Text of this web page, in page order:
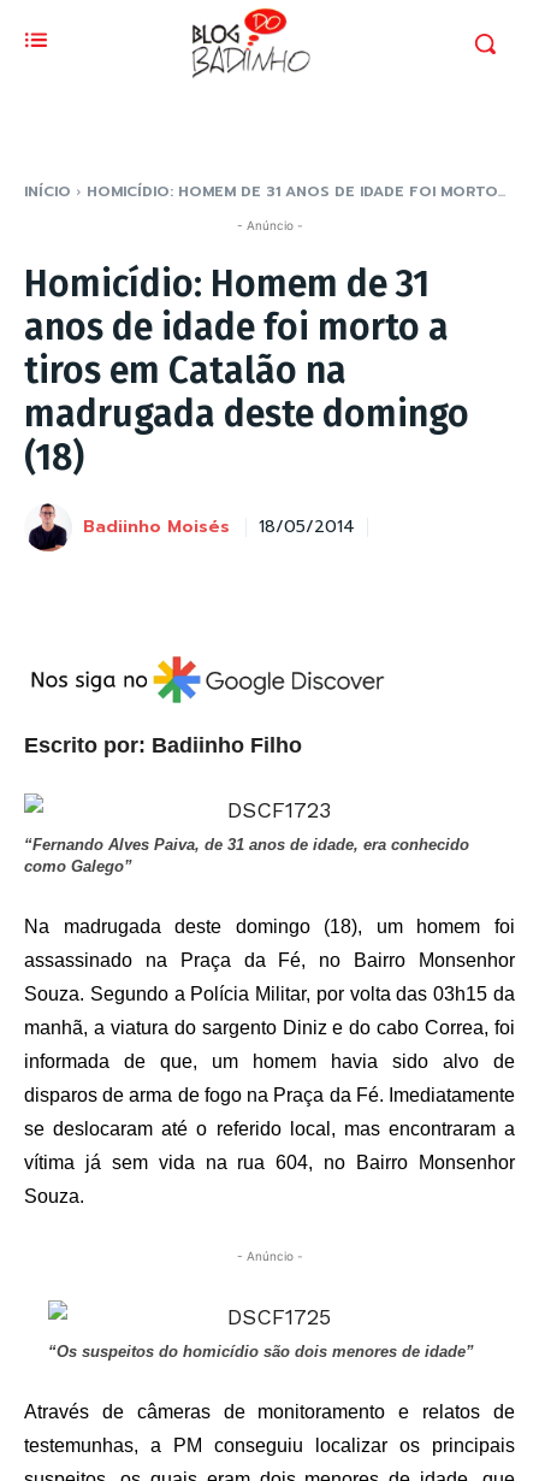
INÍCIO HOMICÍDIO: HOMEM DE 31 ANOS DE IDADE FOI MORTO...
- Anúncio -
Homicídio: Homem de 31
anos de idade foi morto a
tiros em Catalão na
madrugada deste domingo
(18)
Badiinho Moisés 18/05/2014
Escrito por: Badiinho Filho
“Fernando Alves Paiva, de 31 anos de idade, era conhecido
como Galego”
Na madrugada deste domingo (18), um homem foi
assassinado na Praça da Fé, no Bairro Monsenhor
Souza. Segundo a Polícia Militar, por volta das 03h15 da
manhã, a viatura do sargento Diniz e do cabo Correa, foi
informada de que, um homem havia sido alvo de
disparos de arma de fogo na Praça da Fé. Imediatamente
se deslocaram até o referido local, mas encontraram a
vítima já sem vida na rua 604, no Bairro Monsenhor
Souza.
- Anúncio -
“Os suspeitos do homicídio são dois menores de idade”
Através de câmeras de monitoramento e relatos de
testemunhas, a PM conseguiu localizar os principais